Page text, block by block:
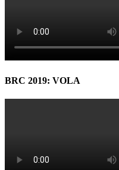
BRC 2019: VOLA